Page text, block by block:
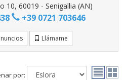
10, 60019 - Senigallia (AN)
+39 0721 703646
Llámame
por: